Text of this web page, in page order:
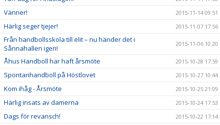
Vänner! 2015-11-14 09:51
Härlig seger tjejer! 2015-11-07 17:56
Från handbollsskola till elit – nu händer det i
Sånnahallen igen!
2015-11-06 10:20
Åhus Handboll har haft årsmöte 2015-10-28 17:59
Spontanhandboll på Höstlovet 2015-10-27 10:44
Kom ihåg - Årsmöte 2015-10-25 21:09
Härlig insats av damerna 2015-10-24 17:53
Dags för revansch! 2015-10-22 17:14